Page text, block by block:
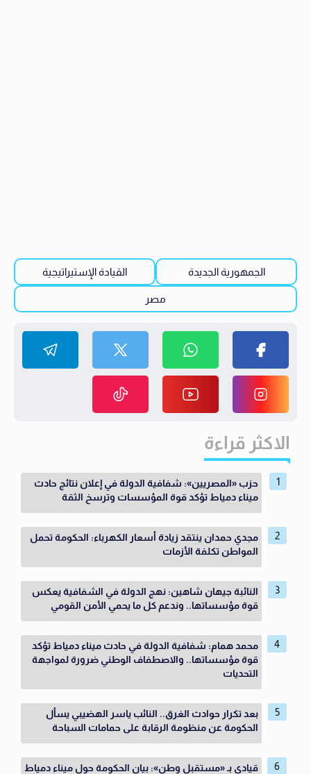
الجمهورية الجديدة القيادة الإستيراتيجية
مصر
الاكثر قراءة
حزب «المصريين»: شفافية الدولة في إعلان نتائج حادث
ميناء دمياط تؤكد قوة المؤسسات وترسخ الثقة
مجدي حمدان ينتقد زيادة أسعار الكهرباء: الحكومة تحمل
المواطن تكلفة الأزمات
النائبة جيهان شاهين: نهج الدولة في الشفافية يعكس
قوة مؤسساتها.. وندعم كل ما يحمي الأمن القومي
محمد همام: شفافية الدولة في حادث ميناء دمياط تؤكد
قوة مؤسساتها.. والاصطفاف الوطني ضرورة لمواجهة
التحديات
بعد تكرار حوادث الغرق.. النائب ياسر الهضيبي يسأل
الحكومة عن منظومة الرقابة على حمامات السباحة
قيادي بـ «مستقبل وطن»: بيان الحكومة حول ميناء دمياط